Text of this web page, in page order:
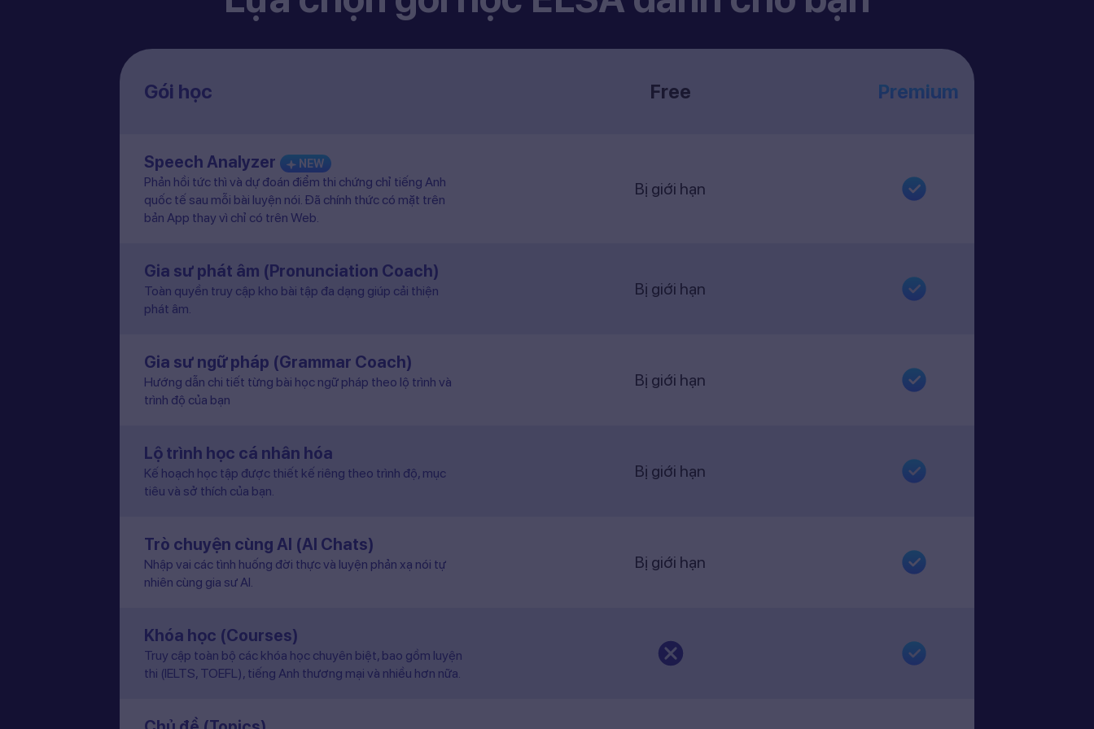
Phản hồi tức thì và dự đoán điểm thi chứng chỉ tiếng Anh
quốc tế sau mỗi bài luyện nói. Đã chính thức có mặt trên
bản App thay vì chỉ có trên Web.
Toàn quyền truy cập kho bài tập đa dạng giúp cải thiện
phát âm.
Hướng dẫn chi tiết từng bài học ngữ pháp theo lộ trình và
trình độ của bạn
Kế hoạch học tập được thiết kế riêng theo trình độ, mục
tiêu và sở thích của bạn.
Nhập vai các tình huống đời thực và luyện phản xạ nói tự
nhiên cùng gia sư AI.
Truy cập toàn bộ các khóa học chuyên biệt, bao gồm luyện
thi (IELTS, TOEFL), tiếng Anh thương mại và nhiều hơn nữa.
Truy cập đầy đủ thư viện bài học phong phú với nhiều chủ